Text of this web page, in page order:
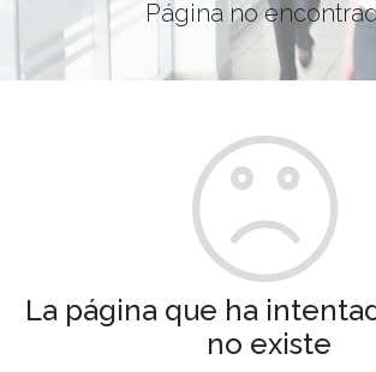
Página no
La página que ha
no existe